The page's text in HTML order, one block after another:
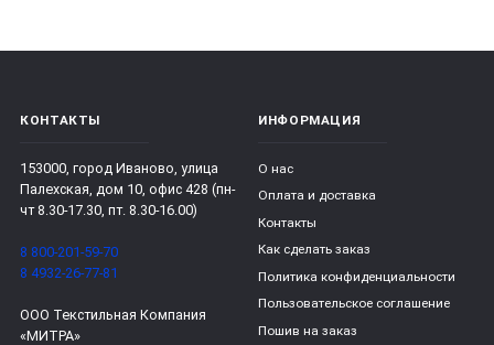
КОНТАКТЫ
153000, город Иваново, улица
Палехская, дом 10, офис 428 (пн-
чт 8.30-17.30, пт. 8.30-16.00)
8 800-201-59-70
8 4932-26-77-81
ООО Текстильная Компания
«МИТРА»
ИНФОРМАЦИЯ
О нас
Оплата и доставка
Контакты
Как сделать заказ
Политика конфиденциальности
Пользовательское соглашение
Пошив на заказ